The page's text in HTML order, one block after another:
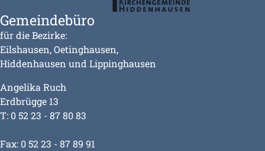
Gemeindebüro
für die Bezirke:
Eilshausen, Oetinghausen,
Hiddenhausen und Lippinghausen
Angelika Ruch
Erdbrügge 13
T: 0 52 23 - 87 80 83
Fax: 0 52 23 - 87 89 91